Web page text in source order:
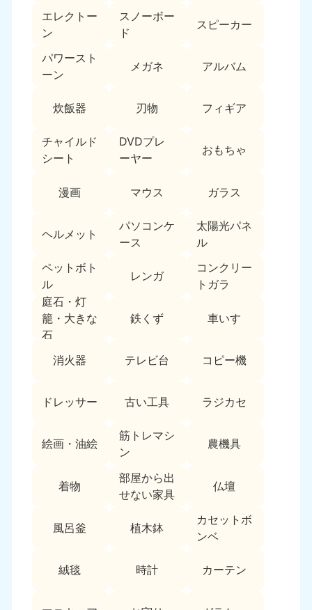
エレクトー
ン
スノーボー
ド
スピーカー
パワースト
ーン
メガネ アルバム
炊飯器 刃物 フィギア
チャイルド
シート
DVDプレ
ーヤー
おもちゃ
漫画 マウス ガラス
ヘルメット
パソコンケ
ース
太陽光パネ
ル
ペットボト
ル
レンガ
コンクリー
トガラ
庭石・灯
籠・大きな
石
鉄くず 車いす
消火器 テレビ台 コピー機
ドレッサー 古い工具 ラジカセ
絵画・油絵
筋トレマシ
ン
農機具
着物
部屋から出
せない家具
仏壇
風呂釜 植木鉢
カセットボ
ンベ
絨毯 時計 カーテン
050-1881-5249
9:00〜19:00 年中無休
050-1881-5254
9:00〜19:00 年中無休
滋賀県
050-1881-5253
京都府
050-1881-5252
050-1881-5248
9:00〜19:00 年中無休
050-1881-5146
9:00〜19:00 年中無休
050-1880-9900
9:00〜19:00 年中無休
広島県
050-1881-5144
9:00〜19:00 年中無休
鳥取県
050-1881-5156
9:00〜19:00 年中無休
050-1880-9899
9:00〜19:00 年中無休
050-1880-9898
9:00〜19:00 年中無休
愛媛県
050-1880-9896
高知県
050-1880-9897
九州・沖縄
福岡県
050-1880-9895
佐賀県
050-1880-9894